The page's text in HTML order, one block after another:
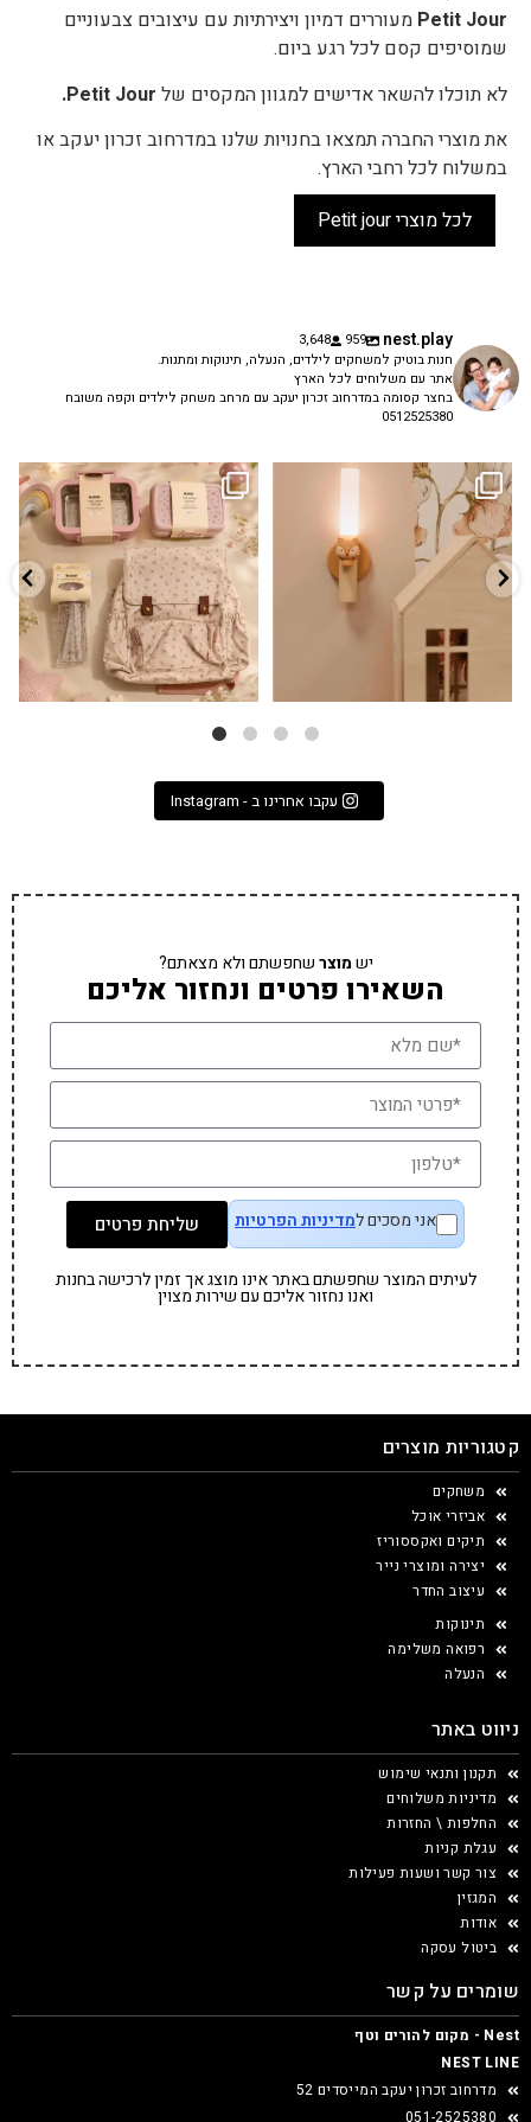
Petit Jour מעוררים דמיון ויצירתיות עם עיצובים צבעוניים
שמוסיפים קסם לכל רגע ביום.
לא תוכלו להשאר אדישים למגוון המקסים של Petit Jour.
את מוצרי החברה תמצאו בחנויות שלנו במדרחוב זכרון יעקב או
במשלוח לכל רחבי הארץ.
לכל מוצרי Petit jour
nest.play
959
3,648
חנות בוטיק למשחקים לילדים, הנעלה, תינוקות ומתנות.
אתר עם משלוחים לכל הארץ
בחצר קסומה במדרחוב זכרון יעקב עם מרחב משחק לילדים וקפה משובח
0512525380
✨ חוזרים למסגרת בסטייל! ✨
הקולקציה החדשה...
9 4
גם פריט עיצובי לחדר, גם מנורת לילה
...
0
עקבו אחרינו ב - Instagram
ישמוצרשחפשתם ולא מצאתם?
השאירו פרטים ונחזור אליכם
אני מסכים למדיניות הפרטיות שליחת פרטים
לעיתים המוצר שחפשתם באתר אינו מוצג אך זמין לרכישה בחנות
ואנו נחזור אליכם עם שירות מצוין
קטגוריות מוצרים
משחקים
אביזרי אוכל
תיקים ואקססוריז
יצירה ומוצרי נייר
עיצוב החדר
תינוקות
רפואה משלימה
הנעלה
ניווט באתר
תקנון ותנאי שימוש
מדיניות משלוחים
החלפות \ החזרות
עגלת קניות
צור קשר ושעות פעילות
המגזין
אודות
ביטול עסקה
שומרים על קשר
Nest - מקום להורים וטף
NEST LINE
מדרחוב זכרון יעקב המייסדים 52